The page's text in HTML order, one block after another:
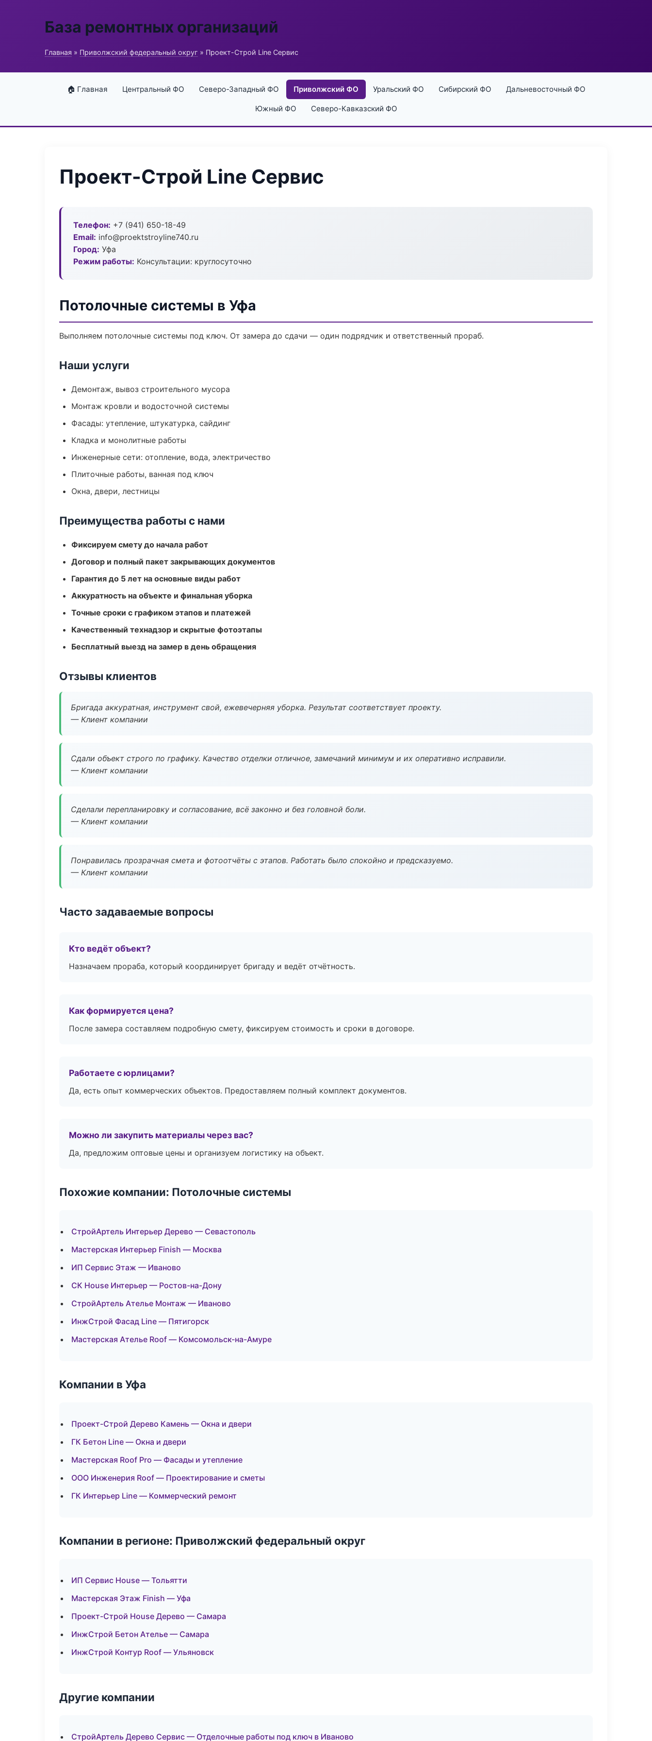
База ремонтных организаций
Главная » Приволжский федеральный округ » Проект-Строй Line Сервис
🏠 Главная Центральный ФО Северо-Западный ФО Приволжский ФО Уральский ФО Сибирский ФО Дальневосточный ФО
Южный ФО Северо-Кавказский ФО
Проект-Строй Line Сервис
Телефон: +7 (941) 650-18-49
Email: info@proektstroyline740.ru
Город: Уфа
Режим работы: Консультации: круглосуточно
Потолочные системы в Уфа
Выполняем потолочные системы под ключ. От замера до сдачи — один подрядчик и ответственный прораб.
Наши услуги
Демонтаж, вывоз строительного мусора
Монтаж кровли и водосточной системы
Фасады: утепление, штукатурка, сайдинг
Кладка и монолитные работы
Инженерные сети: отопление, вода, электричество
Плиточные работы, ванная под ключ
Окна, двери, лестницы
Преимущества работы с нами
Фиксируем смету до начала работ
Договор и полный пакет закрывающих документов
Гарантия до 5 лет на основные виды работ
Аккуратность на объекте и финальная уборка
Точные сроки с графиком этапов и платежей
Качественный технадзор и скрытые фотоэтапы
Бесплатный выезд на замер в день обращения
Отзывы клиентов
Бригада аккуратная, инструмент свой, ежевечерняя уборка. Результат соответствует проекту.
— Клиент компании
Сдали объект строго по графику. Качество отделки отличное, замечаний минимум и их оперативно исправили.
— Клиент компании
Сделали перепланировку и согласование, всё законно и без головной боли.
— Клиент компании
Понравилась прозрачная смета и фотоотчёты с этапов. Работать было спокойно и предсказуемо.
— Клиент компании
Часто задаваемые вопросы
Кто ведёт объект?
Назначаем прораба, который координирует бригаду и ведёт отчётность.
Как формируется цена?
После замера составляем подробную смету, фиксируем стоимость и сроки в договоре.
Работаете с юрлицами?
Да, есть опыт коммерческих объектов. Предоставляем полный комплект документов.
Можно ли закупить материалы через вас?
Да, предложим оптовые цены и организуем логистику на объект.
Похожие компании: Потолочные системы
СтройАртель Интерьер Дерево — Севастополь
Мастерская Интерьер Finish — Москва
ИП Сервис Этаж — Иваново
СК House Интерьер — Ростов-на-Дону
СтройАртель Ателье Монтаж — Иваново
ИнжСтрой Фасад Line — Пятигорск
Мастерская Ателье Roof — Комсомольск-на-Амуре
Компании в Уфа
Проект-Строй Дерево Камень — Окна и двери
ГК Бетон Line — Окна и двери
Мастерская Roof Pro — Фасады и утепление
ООО Инженерия Roof — Проектирование и сметы
ГК Интерьер Line — Коммерческий ремонт
Компании в регионе: Приволжский федеральный округ
ИП Сервис House — Тольятти
Мастерская Этаж Finish — Уфа
Проект-Строй House Дерево — Самара
ИнжСтрой Бетон Ателье — Самара
ИнжСтрой Контур Roof — Ульяновск
Другие компании
СтройАртель Дерево Сервис — Отделочные работы под ключ в Иваново